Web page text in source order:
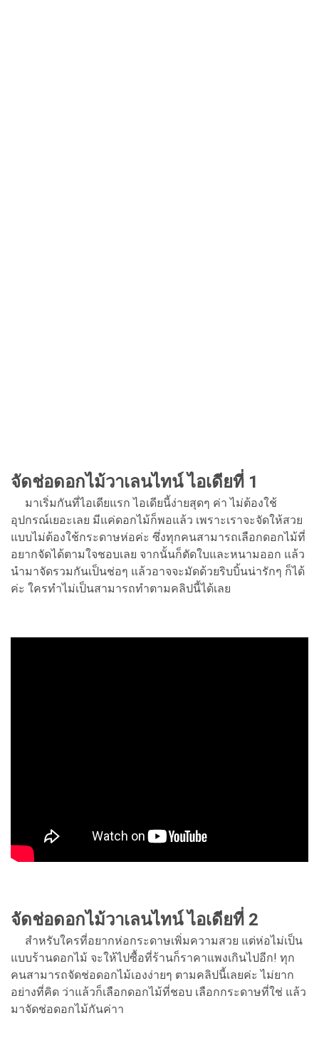
จัดช่อดอกไม้วาเลนไทน์ ไอเดียที่ 1
มาเริ่มกันที่ไอเดียแรก ไอเดียนี้ง่ายสุดๆ ค่า ไม่ต้องใช้
อุปกรณ์เยอะเลย มีแค่ดอกไม้ก็พอแล้ว เพราะเราจะจัดให้สวย
แบบไม่ต้องใช้กระดาษห่อค่ะ ซึ่งทุกคนสามารถเลือกดอกไม้ที่
อยากจัดได้ตามใจชอบเลย จากนั้นก็ตัดใบและหนามออก แล้ว
นำมาจัดรวมกันเป็นช่อๆ แล้วอาจจะมัดด้วยริบบิ้นน่ารักๆ ก็ได้
ค่ะ ใครทำไม่เป็นสามารถทำตามคลิปนี้ได้เลย
จัดช่อดอกไม้วาเลนไทน์ ไอเดียที่ 2
สำหรับใครที่อยากห่อกระดาษเพิ่มความสวย แต่ห่อไม่เป็น
แบบร้านดอกไม้ จะให้ไปซื้อที่ร้านก็ราคาแพงเกินไปอีก! ทุก
คนสามารถจัดช่อดอกไม้เองง่ายๆ ตามคลิปนี้เลยค่ะ ไม่ยาก
อย่างที่คิด ว่าแล้วก็เลือกดอกไม้ที่ชอบ เลือกกระดาษที่ใช่ แล้ว
มาจัดช่อดอกไม้กันค่าา